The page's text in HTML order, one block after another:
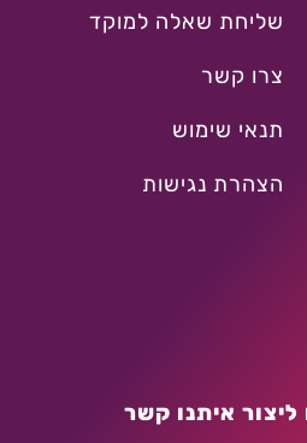
שליחת שאלה למוקד
צרו קשר
תנאי שימוש
הצהרת נגישות
איתנו קשר